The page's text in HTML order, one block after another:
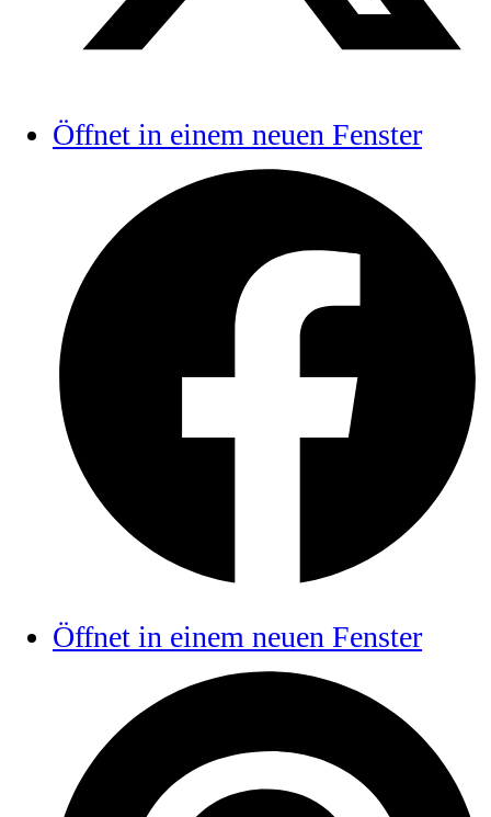
Öffnet in einem neuen Fenster
Öffnet in einem neuen Fenster